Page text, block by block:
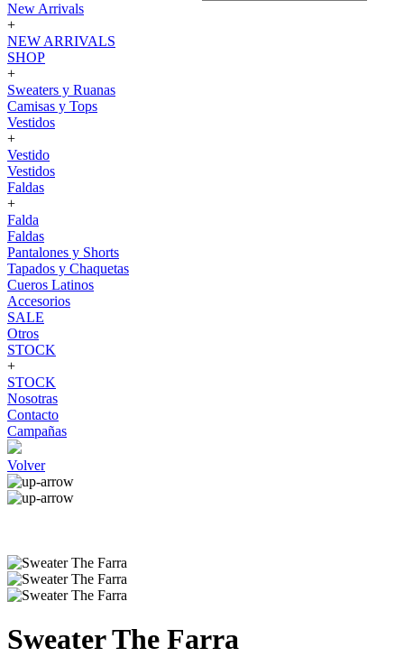
New Arrivals
+
NEW ARRIVALS
SHOP
+
Sweaters y Ruanas
Camisas y Tops
Vestidos
+
Vestido
Vestidos
Faldas
+
Falda
Faldas
Pantalones y Shorts
Tapados y Chaquetas
Cueros Latinos
Accesorios
SALE
Otros
STOCK
+
STOCK
Nosotras
Contacto
Campañas
Volver
Sweater The Farra